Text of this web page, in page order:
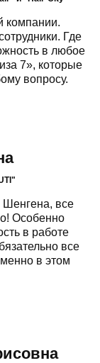
компании.
Где
в любое
7», которые
вопросу.
все
Особенно
в работе
все
в этом